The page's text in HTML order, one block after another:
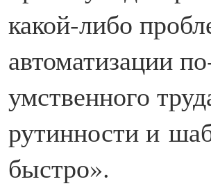
какой-либо
автоматизации
умственного
рутинности и
быстро».